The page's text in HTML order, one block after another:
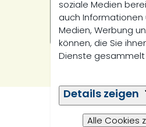
soziale Medien
auch Informationen
Medien, Werbung
können, die Sie
Dienste gesammelt
Details zeigen
Alle Cookies